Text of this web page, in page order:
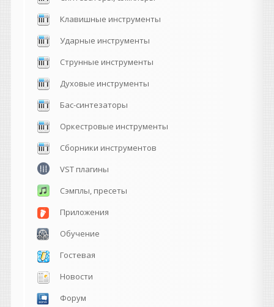
Клавишные инструменты
Ударные инструменты
Струнные инструменты
Духовые инструменты
Бас-синтезаторы
Оркестровые инструменты
Сборники инструментов
VST плагины
Сэмплы, пресеты
Приложения
Обучение
Гостевая
Новости
Форум